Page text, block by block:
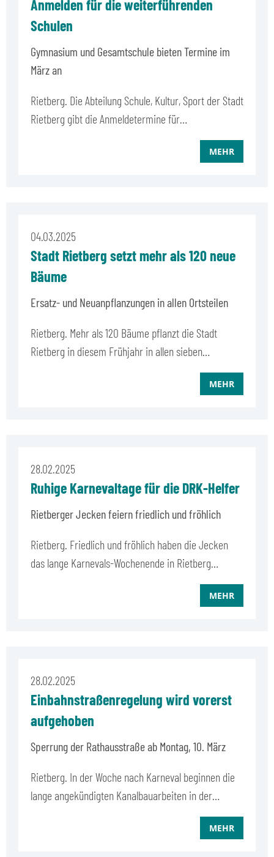
Anmelden für die weiterführenden
Schulen
Gymnasium und Gesamtschule bieten Termine im
März an
Rietberg. Die Abteilung Schule, Kultur, Sport der Stadt
Rietberg gibt die Anmeldetermine für…
MEHR
04.03.2025
Stadt Rietberg setzt mehr als 120 neue
Bäume
Ersatz- und Neuanpflanzungen in allen Ortsteilen
Rietberg. Mehr als 120 Bäume pflanzt die Stadt
Rietberg in diesem Frühjahr in allen sieben…
MEHR
28.02.2025
Ruhige Karnevaltage für die DRK-Helfer
Rietberger Jecken feiern friedlich und fröhlich
Rietberg. Friedlich und fröhlich haben die Jecken
das lange Karnevals-Wochenende in Rietberg…
MEHR
28.02.2025
Einbahnstraßenregelung wird vorerst
aufgehoben
Sperrung der Rathausstraße ab Montag, 10. März
Rietberg. In der Woche nach Karneval beginnen die
lange angekündigten Kanalbauarbeiten in der…
MEHR